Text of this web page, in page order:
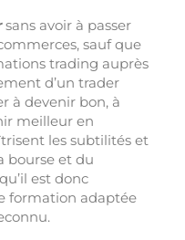
sans avoir à passer
sauf que
trading auprès
d’un trader
à devenir bon, à
meilleur en
les subtilités et
bourse et du
est donc
formation adaptée